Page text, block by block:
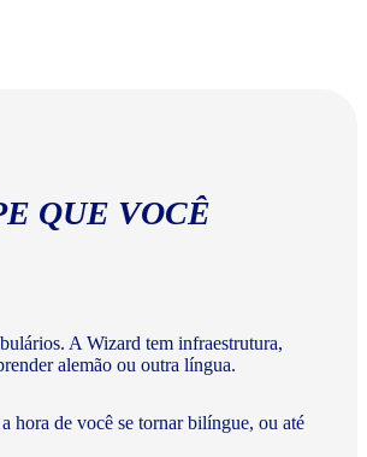
QUE VOCÊ
A Wizard tem infraestrutura,
alemão ou outra língua.
hora de você se tornar bilíngue, ou até